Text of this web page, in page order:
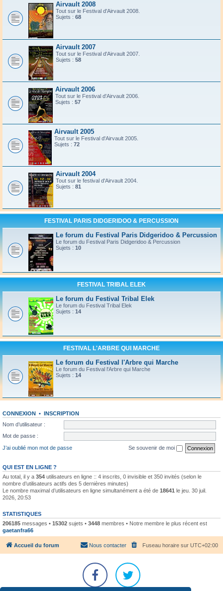
Airvault 2008
Tout sur le Festival d'Airvault 2008.
Sujets : 68
Airvault 2007
Tout sur le Festival d'Airvault 2007.
Sujets : 58
Airvault 2006
Tout sur le Festival d'Airvault 2006.
Sujets : 57
Airvault 2005
Tout sur le Festival d'Airvault 2005.
Sujets : 72
Airvault 2004
Tout sur le festival d'Airvault 2004.
Sujets : 81
FESTIVAL PARIS DIDGERIDOO & PERCUSSION
Le forum du Festival Paris Didgeridoo & Percussion
Le forum du Festival Paris Didgeridoo & Percussion
Sujets : 10
FESTIVAL TRIBAL ELEK
Le forum du Festival Tribal Elek
Le forum du Festival Tribal Elek
Sujets : 14
FESTIVAL L'ARBRE QUI MARCHE
Le forum du Festival l'Arbre qui Marche
Le forum du Festival l'Arbre qui Marche
Sujets : 14
CONNEXION • INSCRIPTION
Nom d’utilisateur :
Mot de passe :
J’ai oublié mon mot de passe
Se souvenir de moi
QUI EST EN LIGNE ?
Au total, il y a 354 utilisateurs en ligne :: 4 inscrits, 0 invisible et 350 invités (selon le
nombre d’utilisateurs actifs des 5 dernières minutes)
Le nombre maximal d’utilisateurs en ligne simultanément a été de 18641 le jeu. 30 juil.
2026, 20:53
STATISTIQUES
206185 messages • 15302 sujets • 3448 membres • Notre membre le plus récent est
gaetanfra66
Accueil du forum Fuseau horaire sur UTC+02:00
Nous contacter